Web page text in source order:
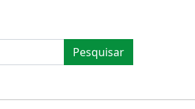
Pesquisar